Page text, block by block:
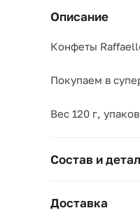
Описание
Конфеты
Покупаем в
Вес 120 г,
Состав и
Доставка